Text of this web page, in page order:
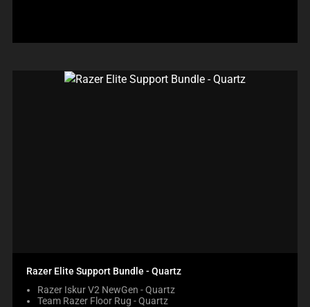
Razer Elite Support Bundle - Quartz
Razer Iskur V2 NewGen - Quartz
Team Razer Floor Rug - Quartz